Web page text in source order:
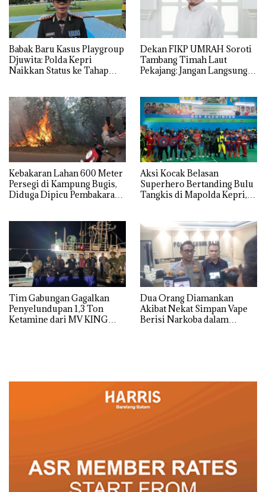
Babak Baru Kasus Playgroup
Djuwita: Polda Kepri
Naikkan Status ke Tahap
Dekan FIKP UMRAH Soroti
Tambang Timah Laut
Pekajang: Jangan Langsung
Lingkungannya
Kebakaran Lahan 600 Meter
Persegi di Kampung Bugis,
Diduga Dipicu Pembakaran
Aksi Kocak Belasan
Superhero Bertanding Bulu
Tangkis di Mapolda Kepri,
Tim Gabungan Gagalkan
Penyelundupan 1,3 Ton
Ketamine dari MV KING
Dua Orang Diamankan
Akibat Nekat Simpan Vape
Berisi Narkoba dalam